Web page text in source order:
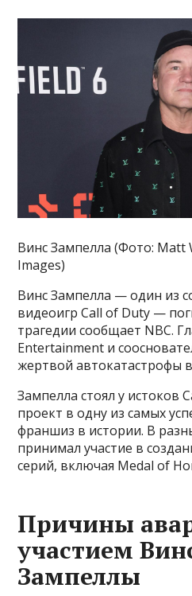
Винс Зампелла (Фото: Matt
Images)
Винс Зампелла — один из
видеоигр Call of Duty —
трагедии сообщает NBC.
Entertainment и
жертвой автокатастрофы
Зампелла стоял у истоков
проект в одну из самых
франшиз в истории. В
принимал участие в
серий, включая Medal of
Причины
участием
Зампеллы